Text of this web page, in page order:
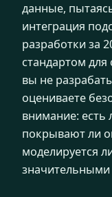
данные,
интеграция
разработки за
стандартом
вы не
оцениваете
внимание: есть
покрывают ли
моделируется
значительными